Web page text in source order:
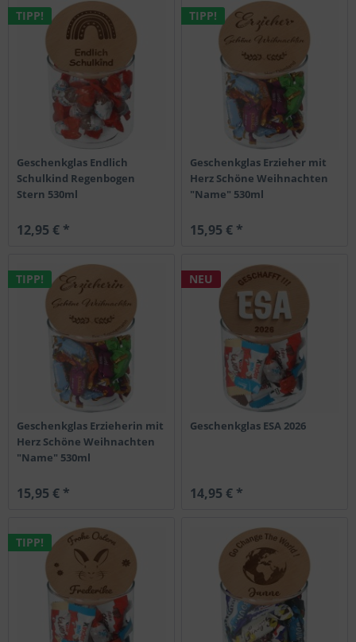
TIPP!
Geschenkglas Endlich
Schulkind Regenbogen
Stern 530ml
12,95 € *
TIPP!
Geschenkglas Erzieher mit
Herz Schöne Weihnachten
"Name" 530ml
15,95 € *
TIPP!
Geschenkglas Erzieherin mit
Herz Schöne Weihnachten
"Name" 530ml
15,95 € *
NEU
Geschenkglas ESA 2026
14,95 € *
TIPP!